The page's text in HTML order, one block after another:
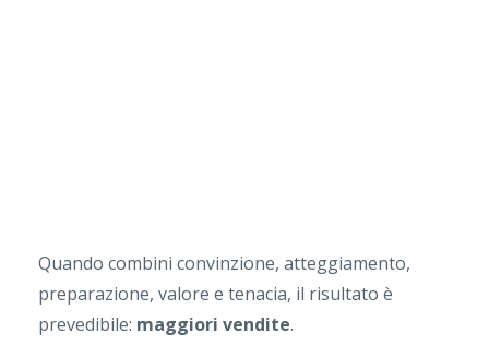
Quando combini convinzione, atteggiamento,
preparazione, valore e tenacia, il risultato è
prevedibile: maggiori vendite.